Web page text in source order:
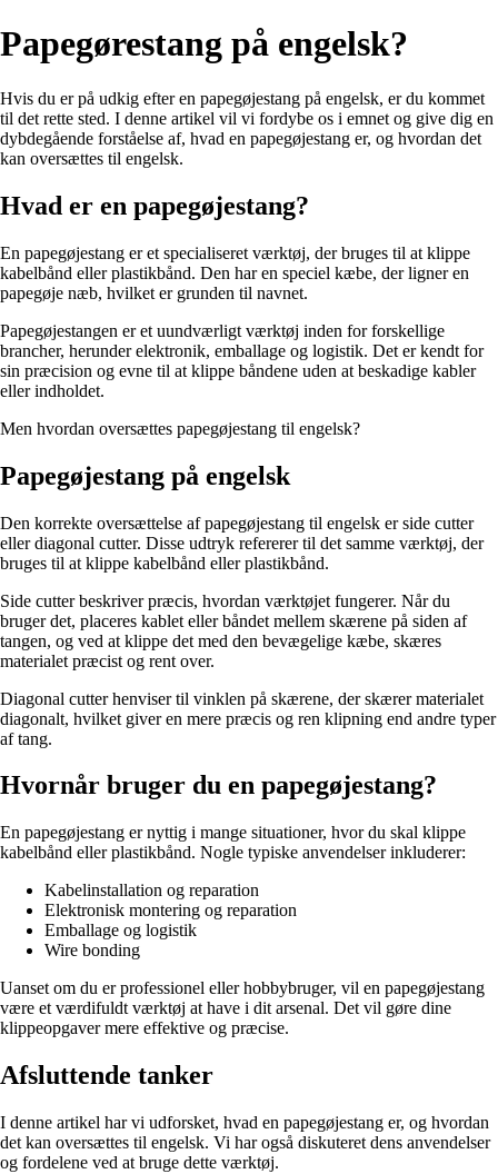
Papegørestang på engelsk?
Hvis du er på udkig efter en papegøjestang på engelsk, er du kommet
til det rette sted. I denne artikel vil vi fordybe os i emnet og give dig en
dybdegående forståelse af, hvad en papegøjestang er, og hvordan det
kan oversættes til engelsk.
Hvad er en papegøjestang?
En papegøjestang er et specialiseret værktøj, der bruges til at klippe
kabelbånd eller plastikbånd. Den har en speciel kæbe, der ligner en
papegøje næb, hvilket er grunden til navnet.
Papegøjestangen er et uundværligt værktøj inden for forskellige
brancher, herunder elektronik, emballage og logistik. Det er kendt for
sin præcision og evne til at klippe båndene uden at beskadige kabler
eller indholdet.
Men hvordan oversættes papegøjestang til engelsk?
Papegøjestang på engelsk
Den korrekte oversættelse af papegøjestang til engelsk er side cutter
eller diagonal cutter. Disse udtryk refererer til det samme værktøj, der
bruges til at klippe kabelbånd eller plastikbånd.
Side cutter beskriver præcis, hvordan værktøjet fungerer. Når du
bruger det, placeres kablet eller båndet mellem skærene på siden af
tangen, og ved at klippe det med den bevægelige kæbe, skæres
materialet præcist og rent over.
Diagonal cutter henviser til vinklen på skærene, der skærer materialet
diagonalt, hvilket giver en mere præcis og ren klipning end andre typer
af tang.
Hvornår bruger du en papegøjestang?
En papegøjestang er nyttig i mange situationer, hvor du skal klippe
kabelbånd eller plastikbånd. Nogle typiske anvendelser inkluderer:
Kabelinstallation og reparation
Elektronisk montering og reparation
Emballage og logistik
Wire bonding
Uanset om du er professionel eller hobbybruger, vil en papegøjestang
være et værdifuldt værktøj at have i dit arsenal. Det vil gøre dine
klippeopgaver mere effektive og præcise.
Afsluttende tanker
I denne artikel har vi udforsket, hvad en papegøjestang er, og hvordan
det kan oversættes til engelsk. Vi har også diskuteret dens anvendelser
og fordelene ved at bruge dette værktøj.